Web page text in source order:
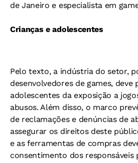
de Janeiro e especialista em
Crianças e adolescentes
Pelo texto, a indústria do setor,
desenvolvedores de games,
adolescentes da exposição a
abusos. Além disso, o marco
de reclamações e denúncias de
assegurar os direitos deste
e as ferramentas de compras
consentimento dos responsáveis